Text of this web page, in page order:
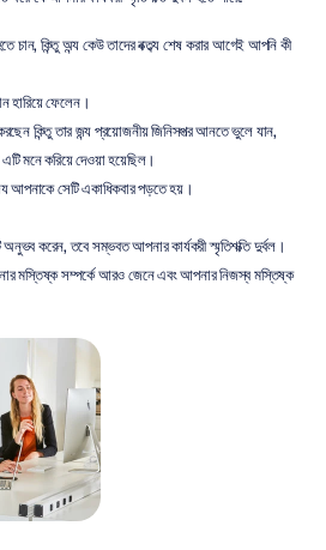
কিন্তু অন্য কেউ তাদের বক্তব্য শেষ করার আগেই আপনি কী
হারিয়ে ফেলেন।
কিন্তু তার জন্য প্রয়োজনীয় জিনিসপত্র আনতে ভুলে যান,
মনে করিয়ে দেওয়া হয়েছিল।
আপনাকে সেটি একাধিকবার পড়তে হয়।
করেন, তবে সম্ভবত আপনার কার্যকরী স্মৃতিশক্তি দুর্বল।
মস্তিষ্ক সম্পর্কে আরও জেনে এবং আপনার নিজস্ব মস্তিষ্ক